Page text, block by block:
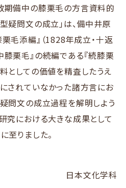
期備中の膝栗毛の方言資料的
疑問文の成立」は、備中井原
毛添編』（1828年成立・十返
栗毛』の続編である『続膝栗
としての価値を精査したうえ
されていなかった諸方言にお
問文の成立過程を解明しよう
究における大きな成果として
至りました。
日本文化学科